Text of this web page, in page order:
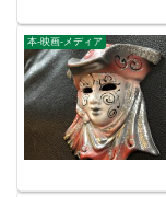
本-映画-メディア